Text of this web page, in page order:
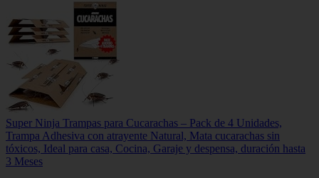
Super Ninja Trampas para Cucarachas – Pack de 4 Unidades,
Trampa Adhesiva con atrayente Natural, Mata cucarachas sin
tóxicos, Ideal para casa, Cocina, Garaje y despensa, duración hasta
3 Meses